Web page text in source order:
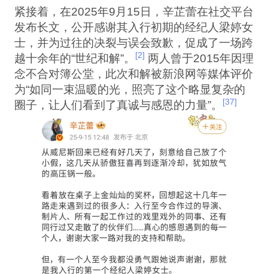
紧接着，在2025年9月15日，辛芷蕾在社交平台
发布长文，公开感谢其入行初期的经纪人梁婷女
士，并为过往的决裂与误会致歉，促成了一场跨
越十余年的“世纪和解”。
[2] 两人曾于2015年因理
念不合对簿公堂，此次和解被新浪网等媒体评价
为“如同一束温暖的光，照亮了这个略显复杂的
圈子，让人们看到了真诚与感恩的力量”。
[37]